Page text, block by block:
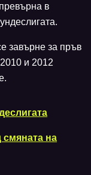
в
завърне за пръв
и 2012
смяната на